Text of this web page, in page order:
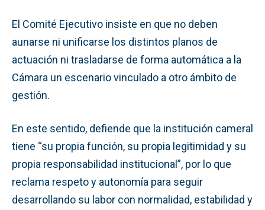
El Comité Ejecutivo insiste en que no deben
aunarse ni unificarse los distintos planos de
actuación ni trasladarse de forma automática a la
Cámara un escenario vinculado a otro ámbito de
gestión.
En este sentido, defiende que la institución cameral
tiene “su propia función, su propia legitimidad y su
propia responsabilidad institucional”, por lo que
reclama respeto y autonomía para seguir
desarrollando su labor con normalidad, estabilidad y